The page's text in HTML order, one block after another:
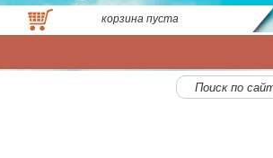
корзина пуста